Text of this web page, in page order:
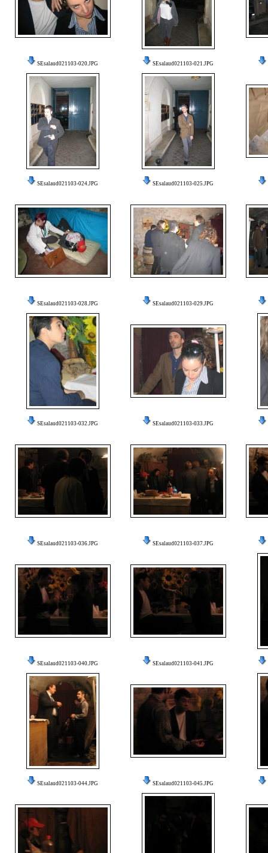
SEsalaud021103-020.JPG SEsalaud021103-021.JPG
SEsalaud021103-024.JPG SEsalaud021103-025.JPG
SEsalaud021103-028.JPG SEsalaud021103-029.JPG
SEsalaud021103-032.JPG SEsalaud021103-033.JPG
SEsalaud021103-036.JPG SEsalaud021103-037.JPG
SEsalaud021103-040.JPG SEsalaud021103-041.JPG
SEsalaud021103-044.JPG SEsalaud021103-045.JPG